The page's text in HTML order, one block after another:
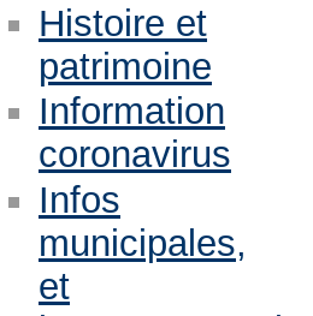
Histoire et
patrimoine
Information
coronavirus
Infos
municipales,
et